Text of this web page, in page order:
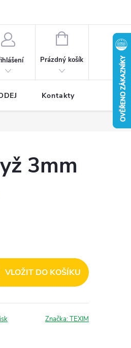
NÁKUPNÍ
Prázdný košík
Kontakty
3mm
VLOŽIT DO KOŠÍKU
Značka:TEXIM